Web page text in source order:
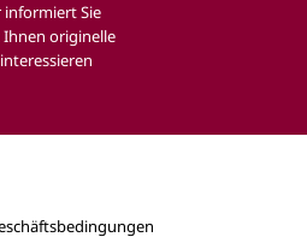
informiert Sie
Ihnen originelle